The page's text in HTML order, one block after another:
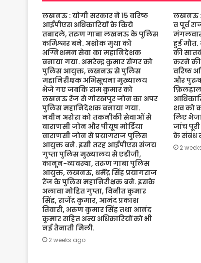
लखनऊ : योगी सरकार ने 15 वरिष्ठ
आईपीएस अधिकारियों के किये
तबादले, तरुण गाबा लखनऊ के पुलिस
कमिश्नर बने. अशोक मुथा को
अग्निशमन सेवा का महानिदेशक
बनाया गया. अमरेन्द्र कुमार सेंगर को
पुलिस आयुक्त, लखनऊ से पुलिस
महानिरीक्षक अभिसूचना मुख्यालय
भेजे गए जबकि राम कुमार को
लखनऊ रेंज से गोरखपुर जोन का अपर
पुलिस महानिदेशक बनाया गया.
नवीन अरोरा को तकनीकी सेवाओं से
वाराणसी जोन और पीयूष मोर्डिया
वाराणसी जोन से प्रयागराज पुलिस
आयुक्त बने. इसी तरह आईपीएस संजय
गुप्ता पुलिस मुख्यालय से एडीजी,
कानून-व्यवस्था, तरुण गाबा पुलिस
आयुक्त, लखनऊ, धर्मेंद्र सिंह प्रयागराज
रेंज के पुलिस महानिरीक्षक बने. इसके
अलावा मोहित गुप्ता, विनीत कुमार
सिंह, राजेंद्र कुमार, आनंद प्रकाश
तिवारी, अरुण कुमार सिंह तथा आनंद
कुमार सहित अन्य अधिकारियों को भी
नई तैनाती मिली.
2 weeks ago
लखनऊ :
व पूर्व
मंगलवार
हुई
की
करने
वरिष्ठ
और
शव को
लिए
जांच
के संबंध
2